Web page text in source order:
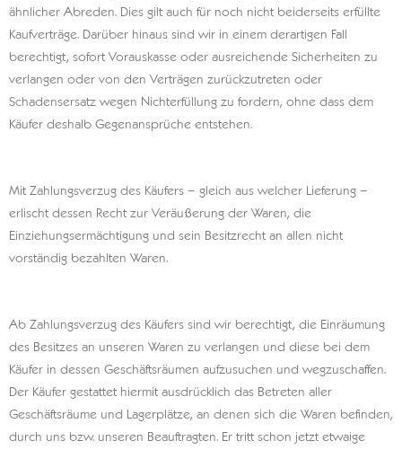
ähnlicher Abreden. Dies gilt auch für noch nicht beiderseits erfüllte
Kaufverträge. Darüber hinaus sind wir in einem derartigen Fall
berechtigt, sofort Vorauskasse oder ausreichende Sicherheiten zu
verlangen oder von den Verträgen zurückzutreten oder
Schadensersatz wegen Nichterfüllung zu fordern, ohne dass dem
Käufer deshalb Gegenansprüche entstehen.
Mit Zahlungsverzug des Käufers – gleich aus welcher Lieferung –
erlischt dessen Recht zur Veräußerung der Waren, die
Einziehungsermächtigung und sein Besitzrecht an allen nicht
vorständig bezahlten Waren.
Ab Zahlungsverzug des Käufers sind wir berechtigt, die Einräumung
des Besitzes an unseren Waren zu verlangen und diese bei dem
Käufer in dessen Geschäftsräumen aufzusuchen und wegzuschaffen.
Der Käufer gestattet hiermit ausdrücklich das Betreten aller
Geschäftsräume und Lagerplätze, an denen sich die Waren befinden,
durch uns bzw. unseren Beauftragten. Er tritt schon jetzt etwaige